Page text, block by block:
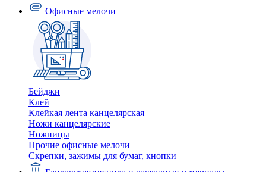
Офисные мелочи
Бейджи
Клей
Клейкая лента канцелярская
Ножи канцелярские
Ножницы
Прочие офисные мелочи
Скрепки, зажимы для бумаг, кнопки